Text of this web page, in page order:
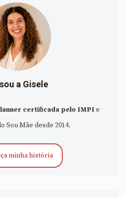
a Gisele
certificada pelo IMPIe
Sou Mãe desde 2014.
minha história